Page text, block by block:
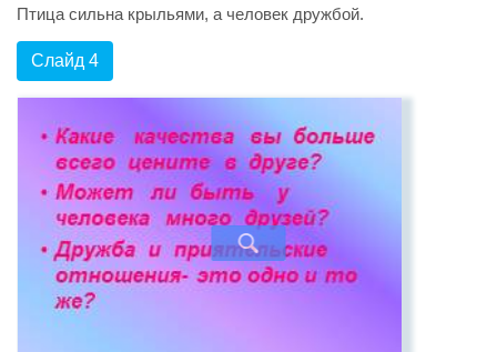
Птица сильна крыльями, а человек дружбой.
Слайд 4